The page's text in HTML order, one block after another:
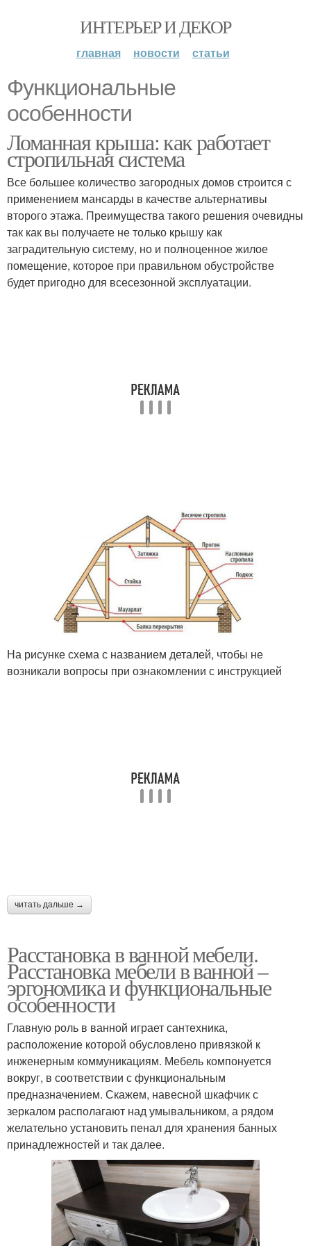
ИНТЕРЬЕР И ДЕКОР
главная новости статьи
Функциональные
особенности
Ломанная крыша: как работает
стропильная система
Все большее количество загородных домов строится с
применением мансарды в качестве альтернативы
второго этажа. Преимущества такого решения очевидны
так как вы получаете не только крышу как
заградительную систему, но и полноценное жилое
помещение, которое при правильном обустройстве
будет пригодно для всесезонной эксплуатации.
На рисунке схема с названием деталей, чтобы не
возникали вопросы при ознакомлении с инструкцией
читать дальше →
Расстановка в ванной мебели.
Расстановка мебели в ванной –
эргономика и функциональные
особенности
Главную роль в ванной играет сантехника,
расположение которой обусловлено привязкой к
инженерным коммуникациям. Мебель компонуется
вокруг, в соответствии с функциональным
предназначением. Скажем, навесной шкафчик с
зеркалом располагают над умывальником, а рядом
желательно установить пенал для хранения банных
принадлежностей и так далее.